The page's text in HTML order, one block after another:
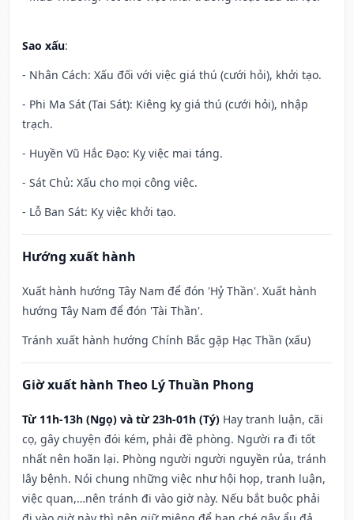
Sao xấu:
- Nhân Cách: Xấu đối với việc giá thú (cưới hỏi), khởi tạo.
- Phi Ma Sát (Tai Sát): Kiêng kỵ giá thú (cưới hỏi), nhập
trạch.
- Huyền Vũ Hắc Đạo: Kỵ việc mai táng.
- Sát Chủ: Xấu cho mọi công việc.
- Lỗ Ban Sát: Kỵ việc khởi tạo.
Hướng xuất hành
Xuất hành hướng Tây Nam để đón 'Hỷ Thần'. Xuất hành
hướng Tây Nam để đón 'Tài Thần'.
Tránh xuất hành hướng Chính Bắc gặp Hạc Thần (xấu)
Giờ xuất hành Theo Lý Thuần Phong
Từ 11h-13h (Ngọ) và từ 23h-01h (Tý) Hay tranh luận, cãi
cọ, gây chuyện đói kém, phải đề phòng. Người ra đi tốt
nhất nên hoãn lại. Phòng người người nguyền rủa, tránh
lây bệnh. Nói chung những việc như hội họp, tranh luận,
việc quan,…nên tránh đi vào giờ này. Nếu bắt buộc phải